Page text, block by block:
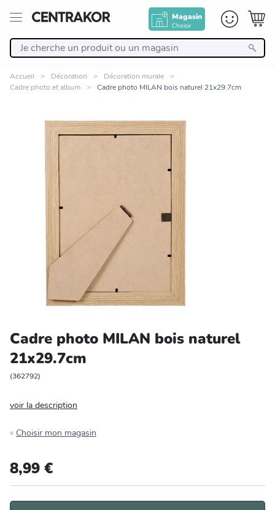
Magasin
Choisir
Décoration
Linge de maison
Meuble
Cuisine et art de la table
Salle de bain et beauté
Entretien et rangement
Animalerie
Accueil Décoration
Décoration murale
Cadre photo et album
Cadre photo MILAN bois naturel 21x29.7cm
Cadre photo MILAN bois naturel
21x29.7cm
(362792)
voir la description
Choisir mon magasin
8,99 €